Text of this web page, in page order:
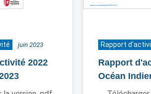
juin 2023
2022
Rapport
Rapport
Océan